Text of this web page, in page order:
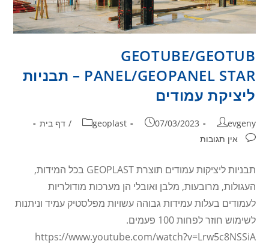
GEOTUBE/GEOTUB
PANEL/GEOPANEL STAR – תבניות
ליציקת עמודים
evgeny
07/03/2023
geoplast
/ דף בית
אין תגובות
תבניות ליציקות עמודים תוצרת GEOPLAST בכל המידות,
העגולות, מרובעות, מלבן ואובלי הן מערכות מודולריות
לעמודים בעלות עמידות גבוהה עשויות מפלסטיק עמיד וניתנות
לשימוש חוזר לפחות 100 פעמים.
https://www.youtube.com/watch?v=Lrw5c8NSSiA